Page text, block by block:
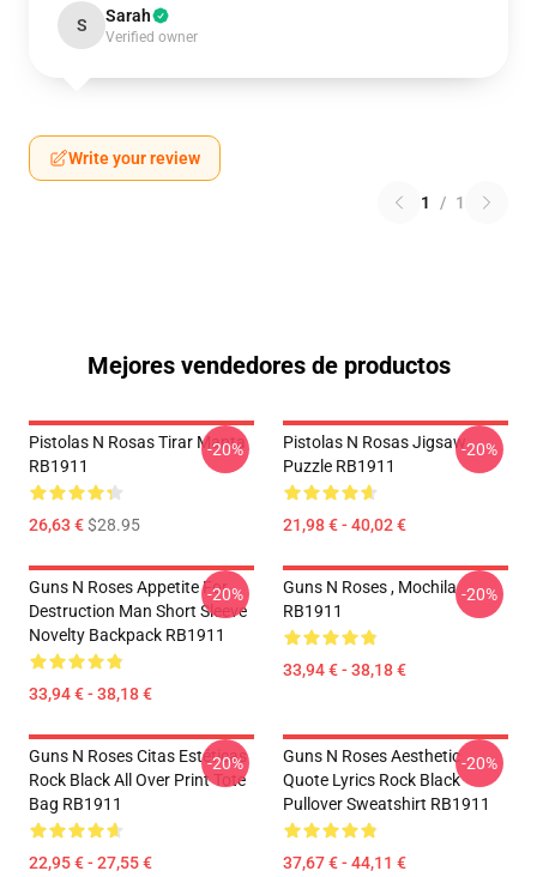
S Sarah
Verified owner
Write your review
1 / 1
Mejores vendedores de productos
Pistolas N Rosas Tirar Manta
RB1911
26,63 €$28.95
-20%
Pistolas N Rosas Jigsaw
Puzzle RB1911
21,98 € - 40,02 €
-20%
Guns N Roses Appetite For
Destruction Man Short Sleeve
Novelty Backpack RB1911
33,94 € - 38,18 €
-20%
Guns N Roses , Mochila
RB1911
33,94 € - 38,18 €
-20%
Guns N Roses Citas Estéticas
Rock Black All Over Print Tote
Bag RB1911
22,95 € - 27,55 €
-20%
Guns N Roses Aesthetic
Quote Lyrics Rock Black
Pullover Sweatshirt RB1911
37,67 € - 44,11 €
-20%